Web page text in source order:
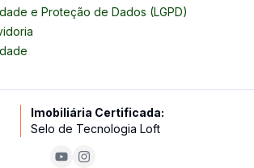
e Proteção de Dados (LGPD)
Imobiliária Certificada:
Selo de Tecnologia Loft